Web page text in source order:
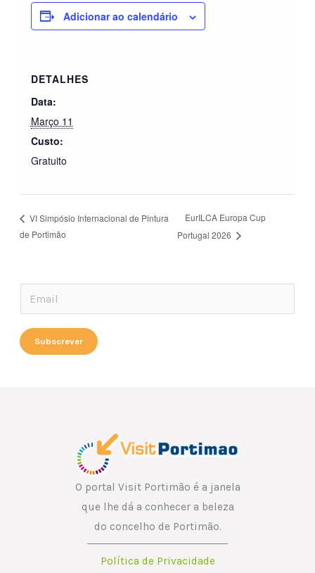
Adicionar ao calendário
DETALHES
Data:
Março 11
Custo:
Gratuito
VI Simpósio Internacional de Pintura
de Portimão
EurILCA Europa Cup
Portugal 2026
E
i
m
a
i
Subscrever
O portal Visit Portimão é a janela
que lhe dá a conhecer a beleza
do concelho de Portimão.
Política de Privacidade